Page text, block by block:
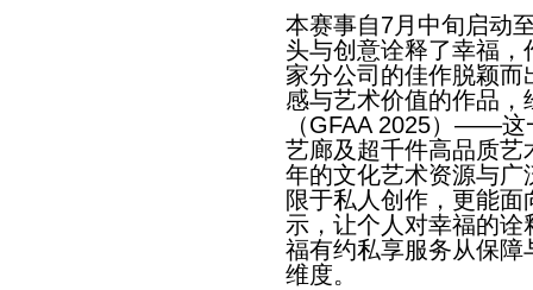
本赛事自7月中旬启动
头与创意诠释了幸福
家分公司的佳作脱颖
感与艺术价值的作品
（GFAA 2025）——这
艺廊及超千件高品质
年的文化艺术资源与
限于私人创作，更能
示，让个人对幸福的
福有约私享服务从保
维度。